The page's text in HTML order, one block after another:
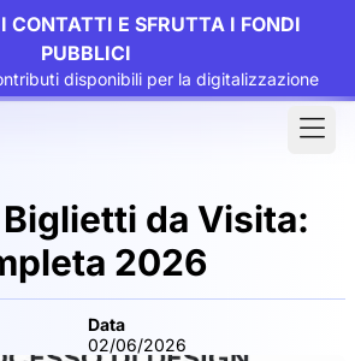
CONTATTI E SFRUTTA I FONDI
PUBBLICI
disponibili per la digitalizzazione
da Visita:
2026
Data
02/06/2026